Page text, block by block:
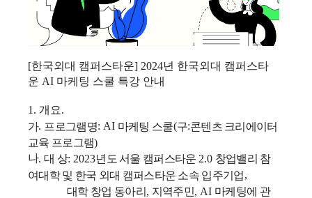
[한국외대 캠퍼스타운] 2024년 한국외대 캠퍼스타
운 AI 마케팅 스쿨 특강 안내
1. 개요.
가. 프로그램명: AI 마케팅 스쿨(구:콘텐츠 크리에이터
교육 프로그램)
나.대 상: 2023년도 서울 캠퍼스타운 2.0 창업밸리 참
여대학 및 한국 외대 캠퍼스타운 소속 입주기업,
대학 창업 동아리 , 지역주민, AI 마케팅에 관